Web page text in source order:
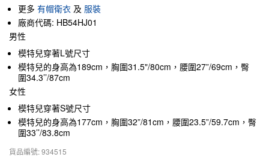
更多 有帽衛衣 及 服裝
廠商代碼: HB54HJ01
男性
模特兒穿著L號尺寸
模特兒的身高為189cm，胸圍31.5"/80cm，腰圍27”/69cm，臀
圍34.3’’/87cm
女性
模特兒穿著S號尺寸
模特兒的身高為177cm，胸圍32”/81cm，腰圍23.5”/59.7cm，臀
圍33’’/83.8cm
貨品編號: 934515